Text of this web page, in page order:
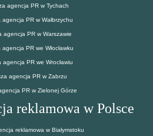
agencja PR w Tychach
agencja PR w Wałbrzychu
agencja PR w Warszawie
PR we Włocławku
agencja PR we Wrocławiu
agencja PR w Zabrzu
PR w Zielonej Górze
reklamowa w Polsce
reklamowa w Białymstoku